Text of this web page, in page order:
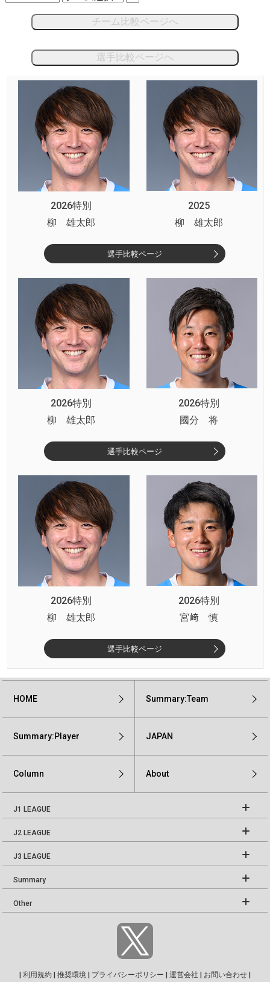
チーム比較ページへ
選手比較ページへ
2026特別
2025
柳 雄太郎
柳 雄太郎
選手比較ページ
2026特別
2026特別
柳 雄太郎
國分 将
選手比較ページ
2026特別
2026特別
柳 雄太郎
宮﨑 慎
選手比較ページ
HOME Summary:Team
Summary:Player JAPAN
Column About
J1 LEAGUE
J2 LEAGUE
J3 LEAGUE
Summary
Other
利用規約 推奨環境 プライバシーポリシー 運営会社 お問い合わせ